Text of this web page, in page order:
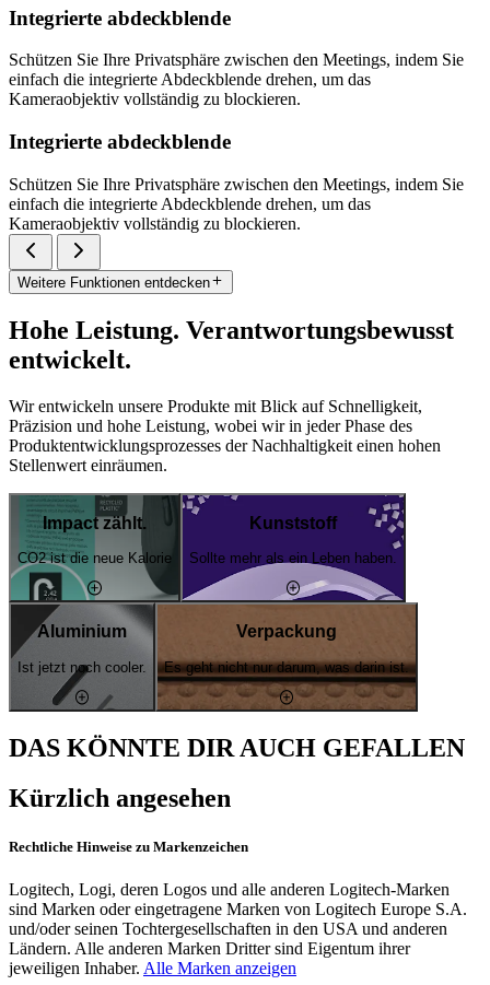
Integrierte abdeckblende
Schützen Sie Ihre Privatsphäre zwischen den Meetings, indem Sie
einfach die integrierte Abdeckblende drehen, um das
Kameraobjektiv vollständig zu blockieren.
Integrierte abdeckblende
Schützen Sie Ihre Privatsphäre zwischen den Meetings, indem Sie
einfach die integrierte Abdeckblende drehen, um das
Kameraobjektiv vollständig zu blockieren.
Weitere Funktionen entdecken
Hohe Leistung. Verantwortungsbewusst
entwickelt.
Wir entwickeln unsere Produkte mit Blick auf Schnelligkeit,
Präzision und hohe Leistung, wobei wir in jeder Phase des
Produktentwicklungsprozesses der Nachhaltigkeit einen hohen
Stellenwert einräumen.
Impact zählt.
CO2 ist die neue Kalorie
Kunststoff
Sollte mehr als ein Leben haben.
Aluminium
Ist jetzt noch cooler.
Verpackung
Es geht nicht nur darum, was darin ist.
DAS KÖNNTE DIR AUCH GEFALLEN
Kürzlich angesehen
Rechtliche Hinweise zu Markenzeichen
Logitech, Logi, deren Logos und alle anderen Logitech-Marken
sind Marken oder eingetragene Marken von Logitech Europe S.A.
und/oder seinen Tochtergesellschaften in den USA und anderen
Ländern. Alle anderen Marken Dritter sind Eigentum ihrer
jeweiligen Inhaber. Alle Marken anzeigen